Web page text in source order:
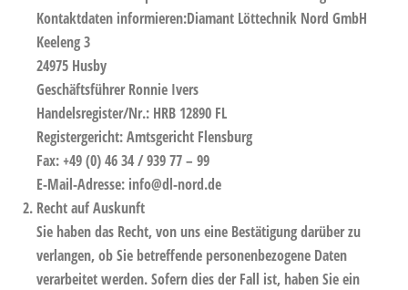
Kontaktdaten informieren:Diamant Löttechnik Nord GmbH
Keeleng 3
24975 Husby
Geschäftsführer Ronnie Ivers
Handelsregister/Nr.: HRB 12890 FL
Registergericht: Amtsgericht Flensburg
Fax: +49 (0) 46 34 / 939 77 – 99
E-Mail-Adresse: info@dl-nord.de
Recht auf Auskunft
Sie haben das Recht, von uns eine Bestätigung darüber zu
verlangen, ob Sie betreffende personenbezogene Daten
verarbeitet werden. Sofern dies der Fall ist, haben Sie ein